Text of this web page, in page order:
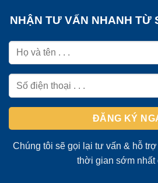
NHẬN TƯ VẤN NHANH TỪ
Chúng tôi sẽ gọi lại tư vấn & hỗ
thời gian sớm nhất